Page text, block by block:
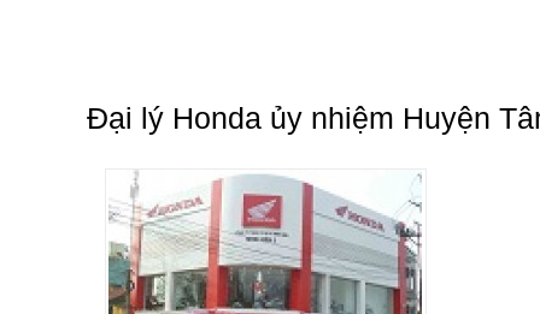
Đại lý Honda ủy nhiệm Huyện